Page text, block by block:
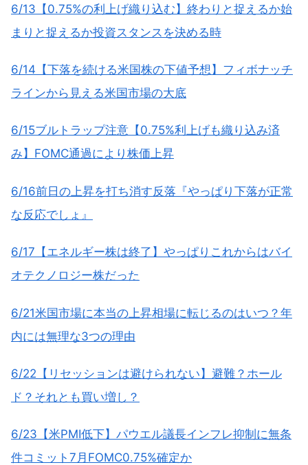
6/13【0.75%の利上げ織り込む】終わりと捉えるか始
まりと捉えるか投資スタンスを決める時
6/14【下落を続ける米国株の下値予想】フィボナッチ
ラインから見える米国市場の大底
6/15ブルトラップ注意【0.75%利上げも織り込み済
み】FOMC通過により株価上昇
6/16前日の上昇を打ち消す反落『やっぱり下落が正常
な反応でしょ』
6/17【エネルギー株は終了】やっぱりこれからはバイ
オテクノロジー株だった
6/21米国市場に本当の上昇相場に転じるのはいつ？年
内には無理な3つの理由
6/22【リセッションは避けられない】避難？ホール
ド？それとも買い増し？
6/23【米PMI低下】パウエル議長インフレ抑制に無条
件コミット7月FOMC0.75%確定か